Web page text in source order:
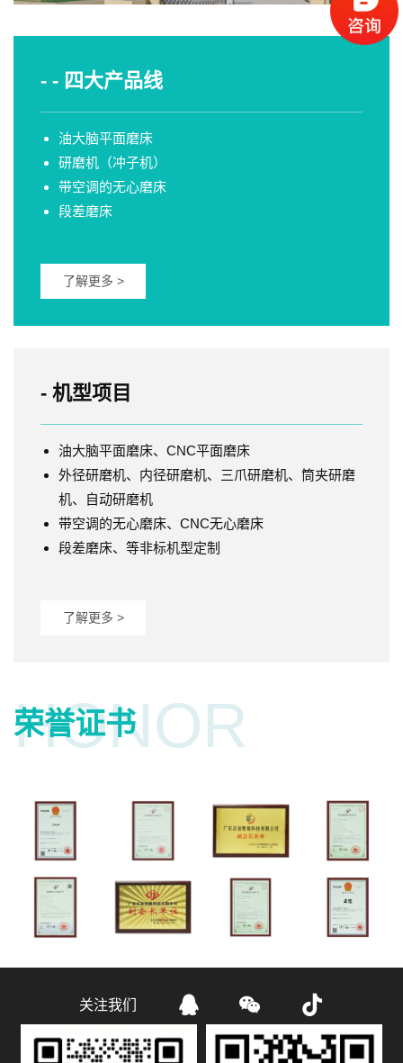
- - 四大产品线
油大脑平面磨床
研磨机（冲子机）
带空调的无心磨床
段差磨床
了解更多 >
- 机型项目
油大脑平面磨床、CNC平面磨床
外径研磨机、内径研磨机、三爪研磨机、筒夹研磨
机、自动研磨机
带空调的无心磨床、CNC无心磨床
段差磨床、等非标机型定制
了解更多 >
荣誉证书
关注我们   